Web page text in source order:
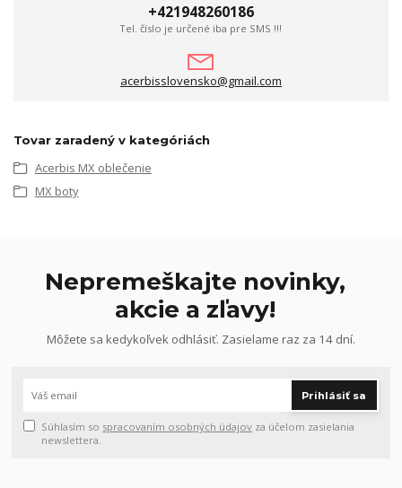
+421948260186
Tel. číslo je určené iba pre SMS !!!
acerbisslovensko@gmail.com
Tovar zaradený v kategóriách
Acerbis MX oblečenie
MX boty
Nepremeškajte novinky,
akcie a zľavy!
Môžete sa kedykoľvek odhlásiť. Zasielame raz za 14 dní.
Prihlásiť sa
Súhlasím so spracovaním osobných údajov za účelom zasielania
newslettera.